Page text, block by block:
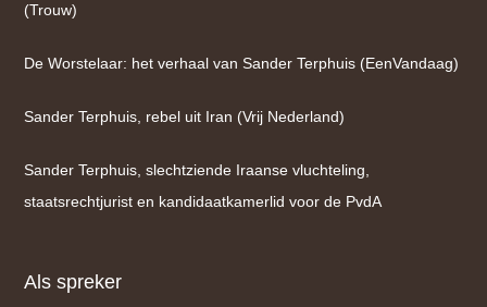
(Trouw)
De Worstelaar: het verhaal van Sander Terphuis (EenVandaag)
Sander Terphuis, rebel uit Iran (Vrij Nederland)
Sander Terphuis, slechtziende Iraanse vluchteling,
staatsrechtjurist en kandidaatkamerlid voor de PvdA
Als spreker